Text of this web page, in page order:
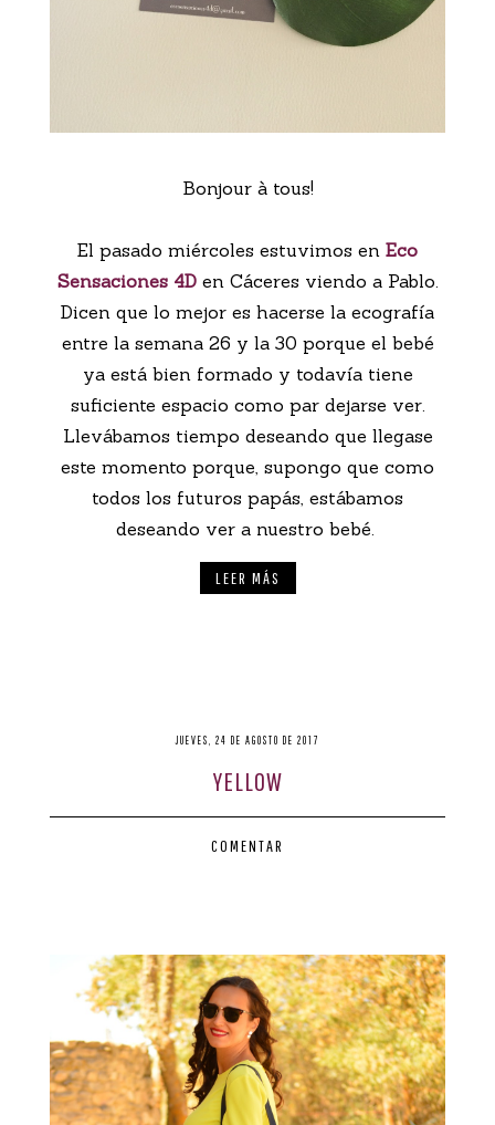
Bonjour à tous!
El pasado miércoles estuvimos en Eco
Sensaciones 4D en Cáceres viendo a Pablo.
Dicen que lo mejor es hacerse la ecografía
entre la semana 26 y la 30 porque el bebé
ya está bien formado y todavía tiene
suficiente espacio como par dejarse ver.
Llevábamos tiempo deseando que llegase
este momento porque, supongo que como
todos los futuros papás, estábamos
deseando ver a nuestro bebé.
LEER MÁS
JUEVES, 24 DE AGOSTO DE 2017
YELLOW
COMENTAR